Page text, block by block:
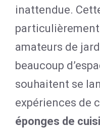
inattendue.
amateurs de
beaucoup
souhaitent se
expériences de
éponges de